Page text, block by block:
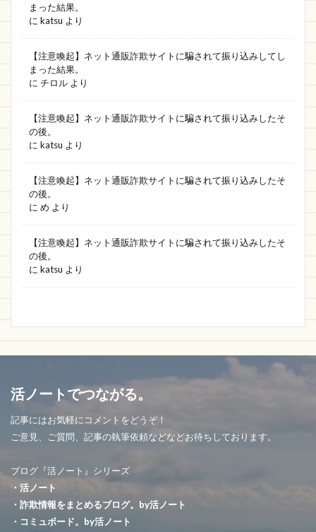
まった結果。
に katsu より
【注意喚起】ネット通販詐欺サイトに騙されて振り込みしてし
まった結果。
に チロル より
【注意喚起】ネット通販詐欺サイトに騙されて振り込みしたそ
の後。
に katsu より
【注意喚起】ネット通販詐欺サイトに騙されて振り込みしたそ
の後。
に め より
【注意喚起】ネット通販詐欺サイトに騙されて振り込みしたそ
の後。
に katsu より
活ノートでつながる。
記事にはお気軽にコメントをどうぞ！
ご意見、ご質問、記事の執筆依頼などなどお待ちしております。
ブログ『活ノート』シリーズ
・活ノート
・詐欺情報をまとめるブログ。by活ノート
・コミュボード。by活ノート